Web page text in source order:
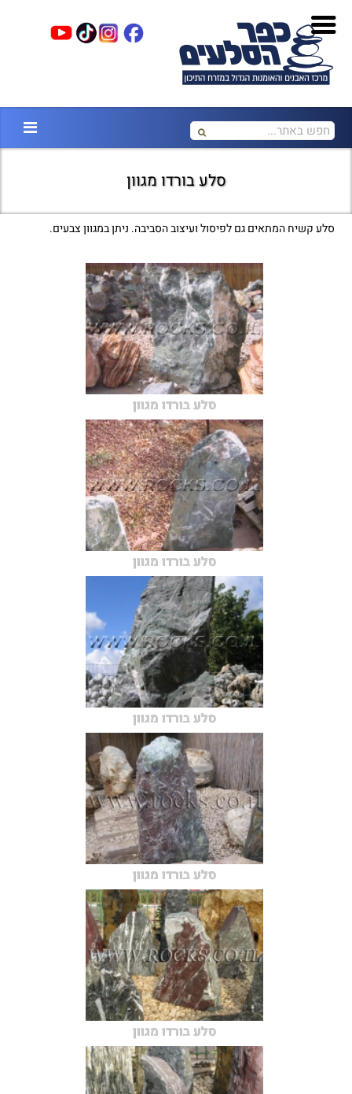
סלע בורדו מגוון
סלע קשיח המתאים גם לפיסול ועיצוב הסביבה. ניתן במגוון צבעים.
סלע בורדו מגוון
סלע בורדו מגוון
סלע בורדו מגוון
סלע בורדו מגוון
סלע בורדו מגוון